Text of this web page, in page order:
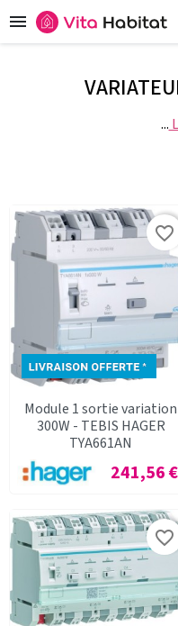

...
Module 1 sortie variation
300W - TEBIS HAGER
TYA661AN
Prix
241,56 €
favorite_border
favorite_border